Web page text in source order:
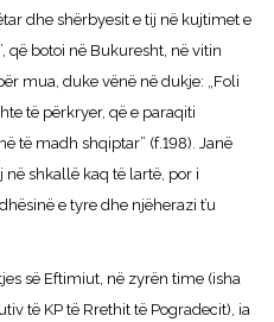
dhe shërbyesit e tij në kujtimet e
që botoi në Bukuresht, në vitin
mua, duke vënë në dukje: „Foli
të përkryer, që e paraqiti
të madh shqiptar” (f.198). Janë
shkallë kaq të lartë, por i
e tyre dhe njëherazi t’u
së Eftimiut, në zyrën time (isha
të KP të Rrethit të Pogradecit), ia